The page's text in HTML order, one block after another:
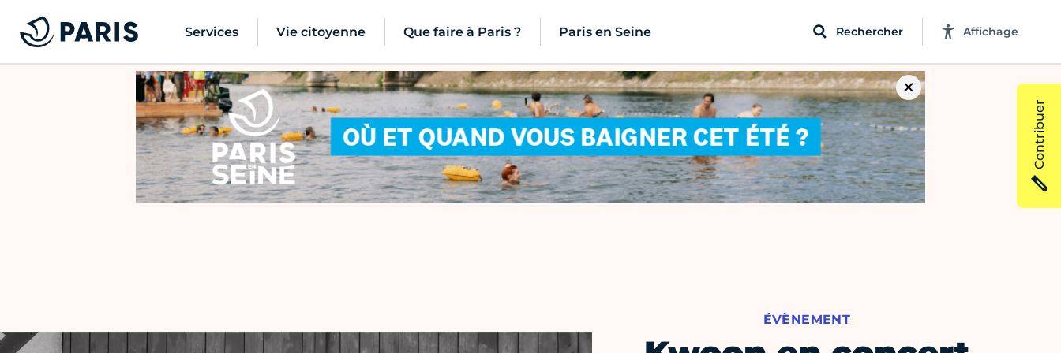
Services Vie citoyenne Que faire à Paris ? Paris en Seine Rechercher Affichage
ÉVÈNEMENT
Contribuer